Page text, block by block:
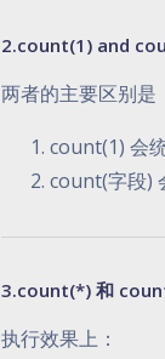
2.count(1) and
两者的主要区别是
count(1) 会
count(字段)
3.count(*) 和
执行效果上：